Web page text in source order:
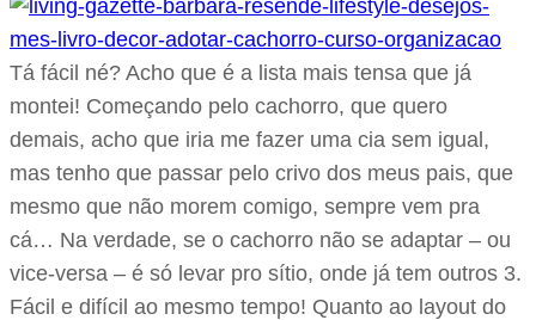
Tá fácil né? Acho que é a lista mais tensa que já
montei! Começando pelo cachorro, que quero
demais, acho que iria me fazer uma cia sem igual,
mas tenho que passar pelo crivo dos meus pais, que
mesmo que não morem comigo, sempre vem pra
cá… Na verdade, se o cachorro não se adaptar – ou
vice-versa – é só levar pro sítio, onde já tem outros 3.
Fácil e difícil ao mesmo tempo! Quanto ao layout do